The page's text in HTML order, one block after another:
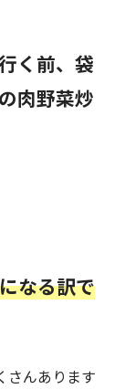
く前、袋
肉野菜炒
なる訳で
さんあります